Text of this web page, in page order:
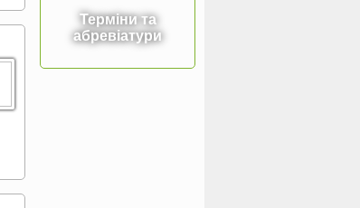
Терміни та
абревіатури